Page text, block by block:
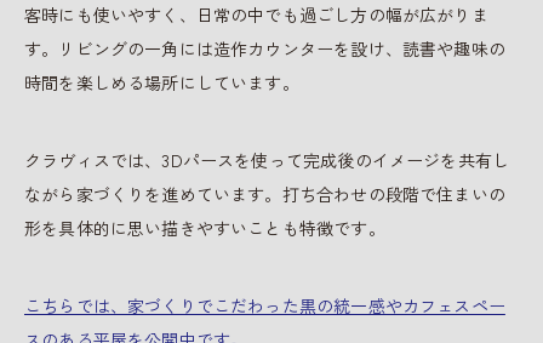
客時にも使いやすく、日常の中でも過ごし方の幅が広がりま
す。リビングの一角には造作カウンターを設け、読書や趣味の
時間を楽しめる場所にしています。
クラヴィスでは、3Dパースを使って完成後のイメージを共有し
ながら家づくりを進めています。打ち合わせの段階で住まいの
形を具体的に思い描きやすいことも特徴です。
こちらでは、家づくりでこだわった黒の統一感やカフェスペー